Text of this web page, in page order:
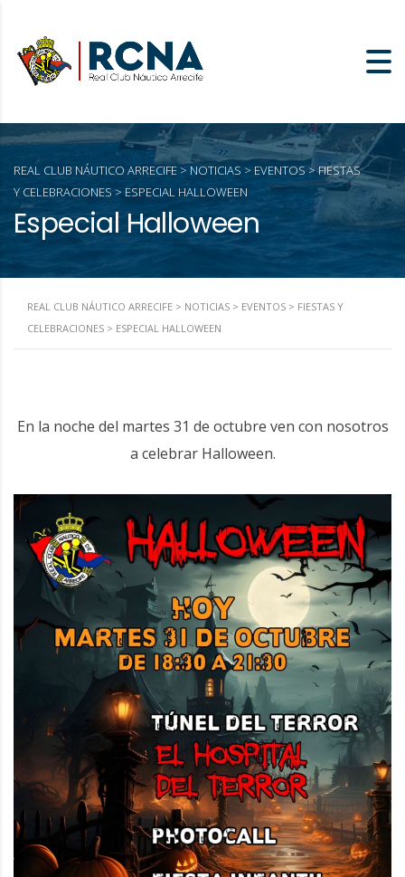
Especial Halloween
REAL CLUB NÁUTICO ARRECIFE > NOTICIAS > EVENTOS>FIESTAS
Y CELEBRACIONES > ESPECIAL HALLOWEEN
REAL CLUB NÁUTICO ARRECIFE > NOTICIAS > EVENTOS > FIESTAS Y
CELEBRACIONES > ESPECIAL HALLOWEEN
En la noche del martes 31 de octubre ven con nosotros
a celebrar Halloween.